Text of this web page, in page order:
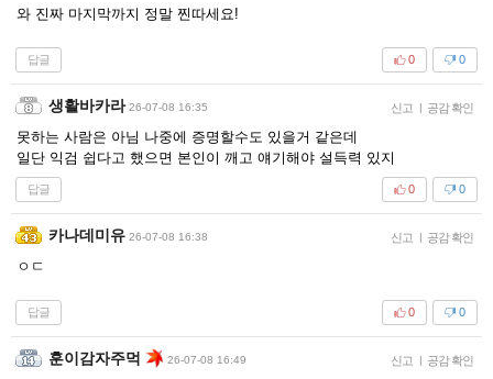
와 진짜 마지막까지 정말 찐따세요!
답글 0
0
생활바카라 26-07-08 16:35 신고 | 공감 확인
못하는 사람은 아님 나중에 증명할수도 있을거 같은데
일단 익검 쉽다고 했으면 본인이 깨고 얘기해야 설득력 있지
답글 0
0
카나데미유 26-07-08 16:38 신고 | 공감 확인
ㅇㄷ
답글 0
0
훈이감자주먹 26-07-08 16:49 신고 | 공감 확인